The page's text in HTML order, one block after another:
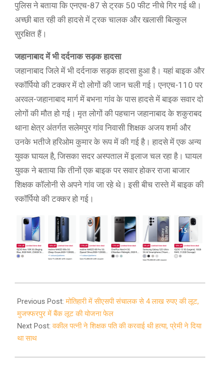
पुलिस ने बताया कि एनएच-87 से ट्रक 50 फीट नीचे गिर गई थी।
अच्छी बात रही की हादसे में ट्रक चालक और खलासी बिल्कुल
सुरक्षित हैं।
जहानाबाद में भी दर्दनाक सड़क हादसा
जहानाबाद जिले में भी दर्दनाक सड़क हादसा हुआ है। यहां बाइक और
स्कॉर्पियो की टक्कर में दो लोगों की जान चली गई। एनएच-110 पर
अरवल-जहानाबाद मार्ग में बभना गांव के पास हादसे में बाइक सवार दो
लोगों की मौत हो गई। मृत लोगों की पहचान जहानाबाद के शकुराबद
थाना क्षेत्र अंतर्गत सलेमपुर गांव निवासी शिक्षक अजय शर्मा और
उनके भतीजे हरिओम कुमार के रूप में की गई है। हादसे में एक अन्य
युवक घायल है, जिसका सदर अस्पताल में इलाज चल रहा है। घायल
युवक ने बताया कि तीनों एक बाइक पर सवार होकर राजा बाजार
शिक्षक कॉलोनी से अपने गांव जा रहे थे। इसी बीच रास्ते में बाइक की
स्कॉर्पियो की टक्कर हो गई।
03-
28
Previous Post:मोतिहारी में सीएसपी संचालक से 4 लाख रुपए की लूट,
मुजफ्फरपुर में बैंक लूट की योजना फेल
Next Post:वकील पत्नी ने शिक्षक पति की करवाई थी हत्या, प्रेमी ने दिया
था साथ